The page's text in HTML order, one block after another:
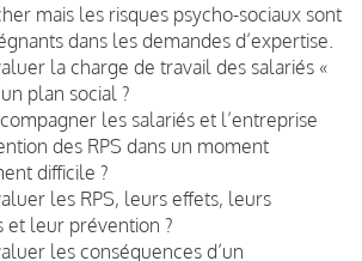
mais les risques psycho-sociaux sont
dans les demandes d’expertise.
la charge de travail des salariés «
plan social ?
les salariés et l’entreprise
des RPS dans un moment
difficile ?
les RPS, leurs effets, leurs
et leur prévention ?
les conséquences d’un